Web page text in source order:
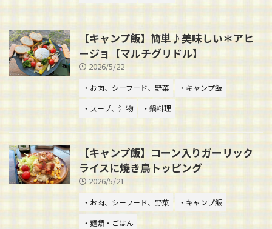
【キャンプ飯】簡単♪美味しい＊アヒ
ージョ【マルチグリドル】
2026/5/22
・お肉、シーフード、野菜
・キャンプ飯
・スープ、汁物
・鍋料理
【キャンプ飯】コーン入りガーリック
ライスに焼き鳥トッピング
2026/5/21
・お肉、シーフード、野菜
・キャンプ飯
・麺類・ごはん